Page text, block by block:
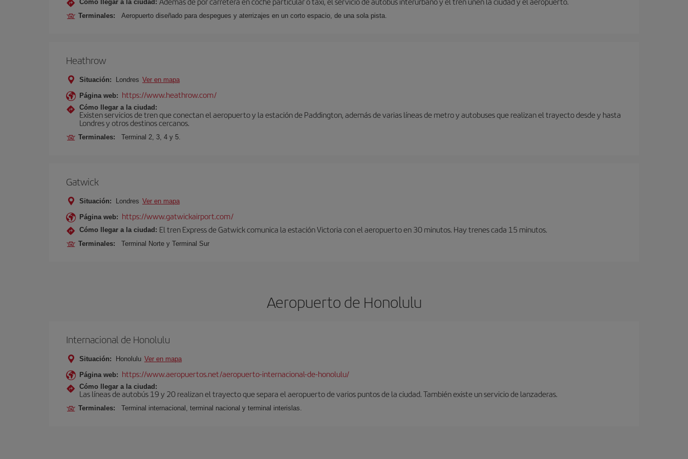
Cómo llegar a la ciudad:
Terminales: Aeropuerto diseñado para despegues y aterrizajes en un corto espacio, de una sola pista.
Heathrow
Situación: Londres Ver en mapa
Página web: https://www.heathrow.com/
Cómo llegar a la ciudad:
Existen servicios de tren que conectan el aeropuerto y la estación de Paddington, además de varias líneas de metro y autobuses que realizan el trayecto desde y hasta
Londres y otros destinos cercanos.
Terminales: Terminal 2, 3, 4 y 5.
Gatwick
Situación: Londres Ver en mapa
Página web: https://www.gatwickairport.com/
Cómo llegar a la ciudad: El tren Express de Gatwick comunica la estación Victoria con el aeropuerto en 30 minutos. Hay trenes cada 15 minutos.
Terminales: Terminal Norte y Terminal Sur
Aeropuerto de Honolulu
Internacional de Honolulu
Situación: Honolulu Ver en mapa
Página web: https://www.aeropuertos.net/aeropuerto-internacional-de-honolulu/
Cómo llegar a la ciudad:
Las líneas de autobús 19 y 20 realizan el trayecto que separa el aeropuerto de varios puntos de la ciudad. También existe un servicio de lanzaderas.
Terminales: Terminal internacional, terminal nacional y terminal interislas.